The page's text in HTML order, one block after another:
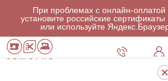
При проблемах с онлайн-оплатой
установите российские
или используйте